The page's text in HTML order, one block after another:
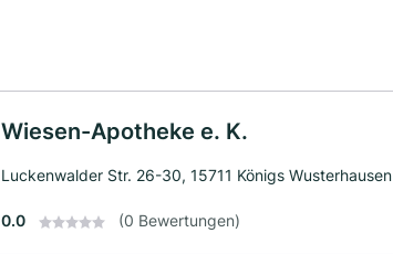
Wiesen-Apotheke e. K.
Luckenwalder Str. 26-30, 15711 Königs Wusterhausen
0.0 (0 Bewertungen)